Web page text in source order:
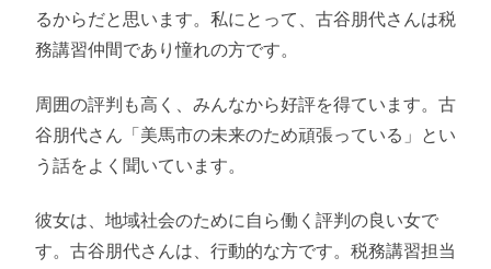
るからだと思います。私にとって、古谷朋代さんは税
務講習仲間であり憧れの方です。
周囲の評判も高く、みんなから好評を得ています。古
谷朋代さん「美馬市の未来のため頑張っている」とい
う話をよく聞いています。
彼女は、地域社会のために自ら働く評判の良い女で
す。古谷朋代さんは、行動的な方です。税務講習担当